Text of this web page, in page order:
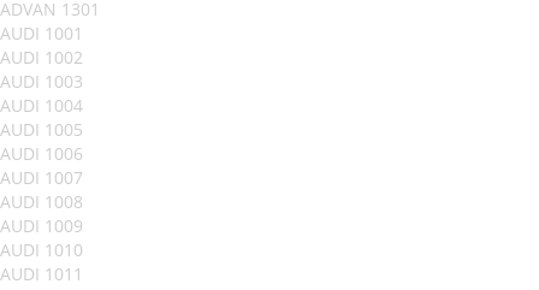
ADVAN 1301
AUDI 1001
AUDI 1002
AUDI 1003
AUDI 1004
AUDI 1005
AUDI 1006
AUDI 1007
AUDI 1008
AUDI 1009
AUDI 1010
AUDI 1011